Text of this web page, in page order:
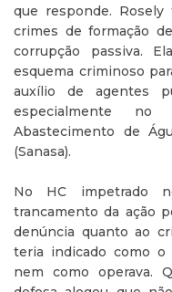
que responde.
crimes de formação
corrupção passiva.
esquema criminoso
auxílio de agentes
especialmente
Abastecimento de
(Sanasa).
No HC impetrado
trancamento da ação
denúncia quanto ao
teria indicado como
nem como operava.